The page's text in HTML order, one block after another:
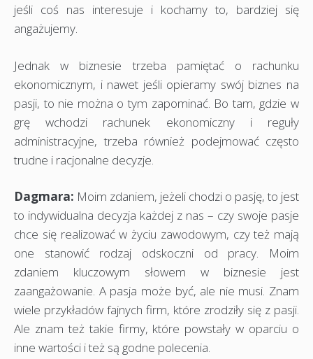
jeśli coś nas interesuje i kochamy to, bardziej się
angażujemy.
Jednak w biznesie trzeba pamiętać o rachunku
ekonomicznym, i nawet jeśli opieramy swój biznes na
pasji, to nie można o tym zapominać. Bo tam, gdzie w
grę wchodzi rachunek ekonomiczny i reguły
administracyjne, trzeba również podejmować często
trudne i racjonalne decyzje.
Dagmara: Moim zdaniem, jeżeli chodzi o pasję, to jest
to indywidualna decyzja każdej z nas – czy swoje pasje
chce się realizować w życiu zawodowym, czy też mają
one stanowić rodzaj odskoczni od pracy. Moim
zdaniem kluczowym słowem w biznesie jest
zaangażowanie. A pasja może być, ale nie musi. Znam
wiele przykładów fajnych firm, które zrodziły się z pasji.
Ale znam też takie firmy, które powstały w oparciu o
inne wartości i też są godne polecenia.